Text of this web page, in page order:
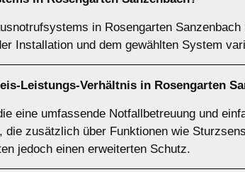
in Rosengarten
Installation und dem gewählten System
Leistungs-Verhältnis in Rosengarten
eine umfassende Notfallbetreuung und
zusätzlich über Funktionen wie
jedoch einen erweiterten Schutz.